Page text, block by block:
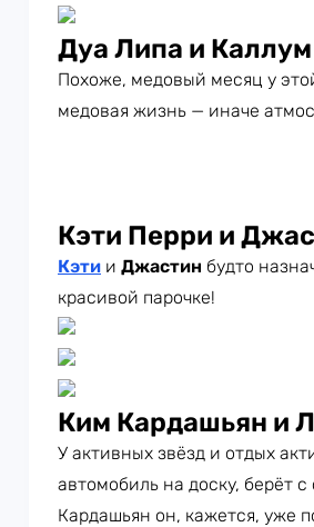
Дуа Липа и
Похоже, медовый месяц у
медовая жизнь — иначе
Кэти Перри и
Кэти и Джастин будто
красивой парочке!
Ким Кардашьян и
У активных звёзд и отдых
автомобиль на доску, берёт с
Кардашьян он, кажется, уже